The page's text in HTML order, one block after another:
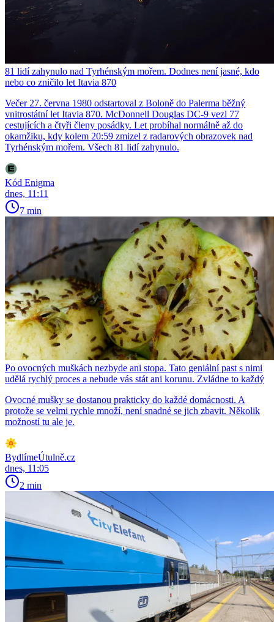
81 lidí zahynulo nad Tyrhénským mořem. Dodnes není jasné, kdo
nebo co zničilo let Itavia 870
Večer 27. června 1980 odstartoval z Boloně do Palerma běžný
vnitrostátní let Itavia 870. McDonnell Douglas DC-9 vezl 77
cestujících a čtyři členy posádky. Let probíhal normálně až do
okamžiku, kdy kolem 20:59 zmizel z radarových obrazovek nad
Tyrhénským mořem. Všech 81 lidí zahynulo.
Kód Enigma
dnes, 11:11
7 min
Po ovocných muškách nezbyde ani stopa. Tato geniální past s nimi
udělá rychlý proces a nebude vás stát ani korunu. Zvládne to každý
Ovocné mušky se dostanou prakticky do každé domácnosti. A
protože se velmi rychle množí, není snadné se jich zbavit. Několik
možností tu ale je.
BydlímeÚtulně.cz
dnes, 11:05
2 min